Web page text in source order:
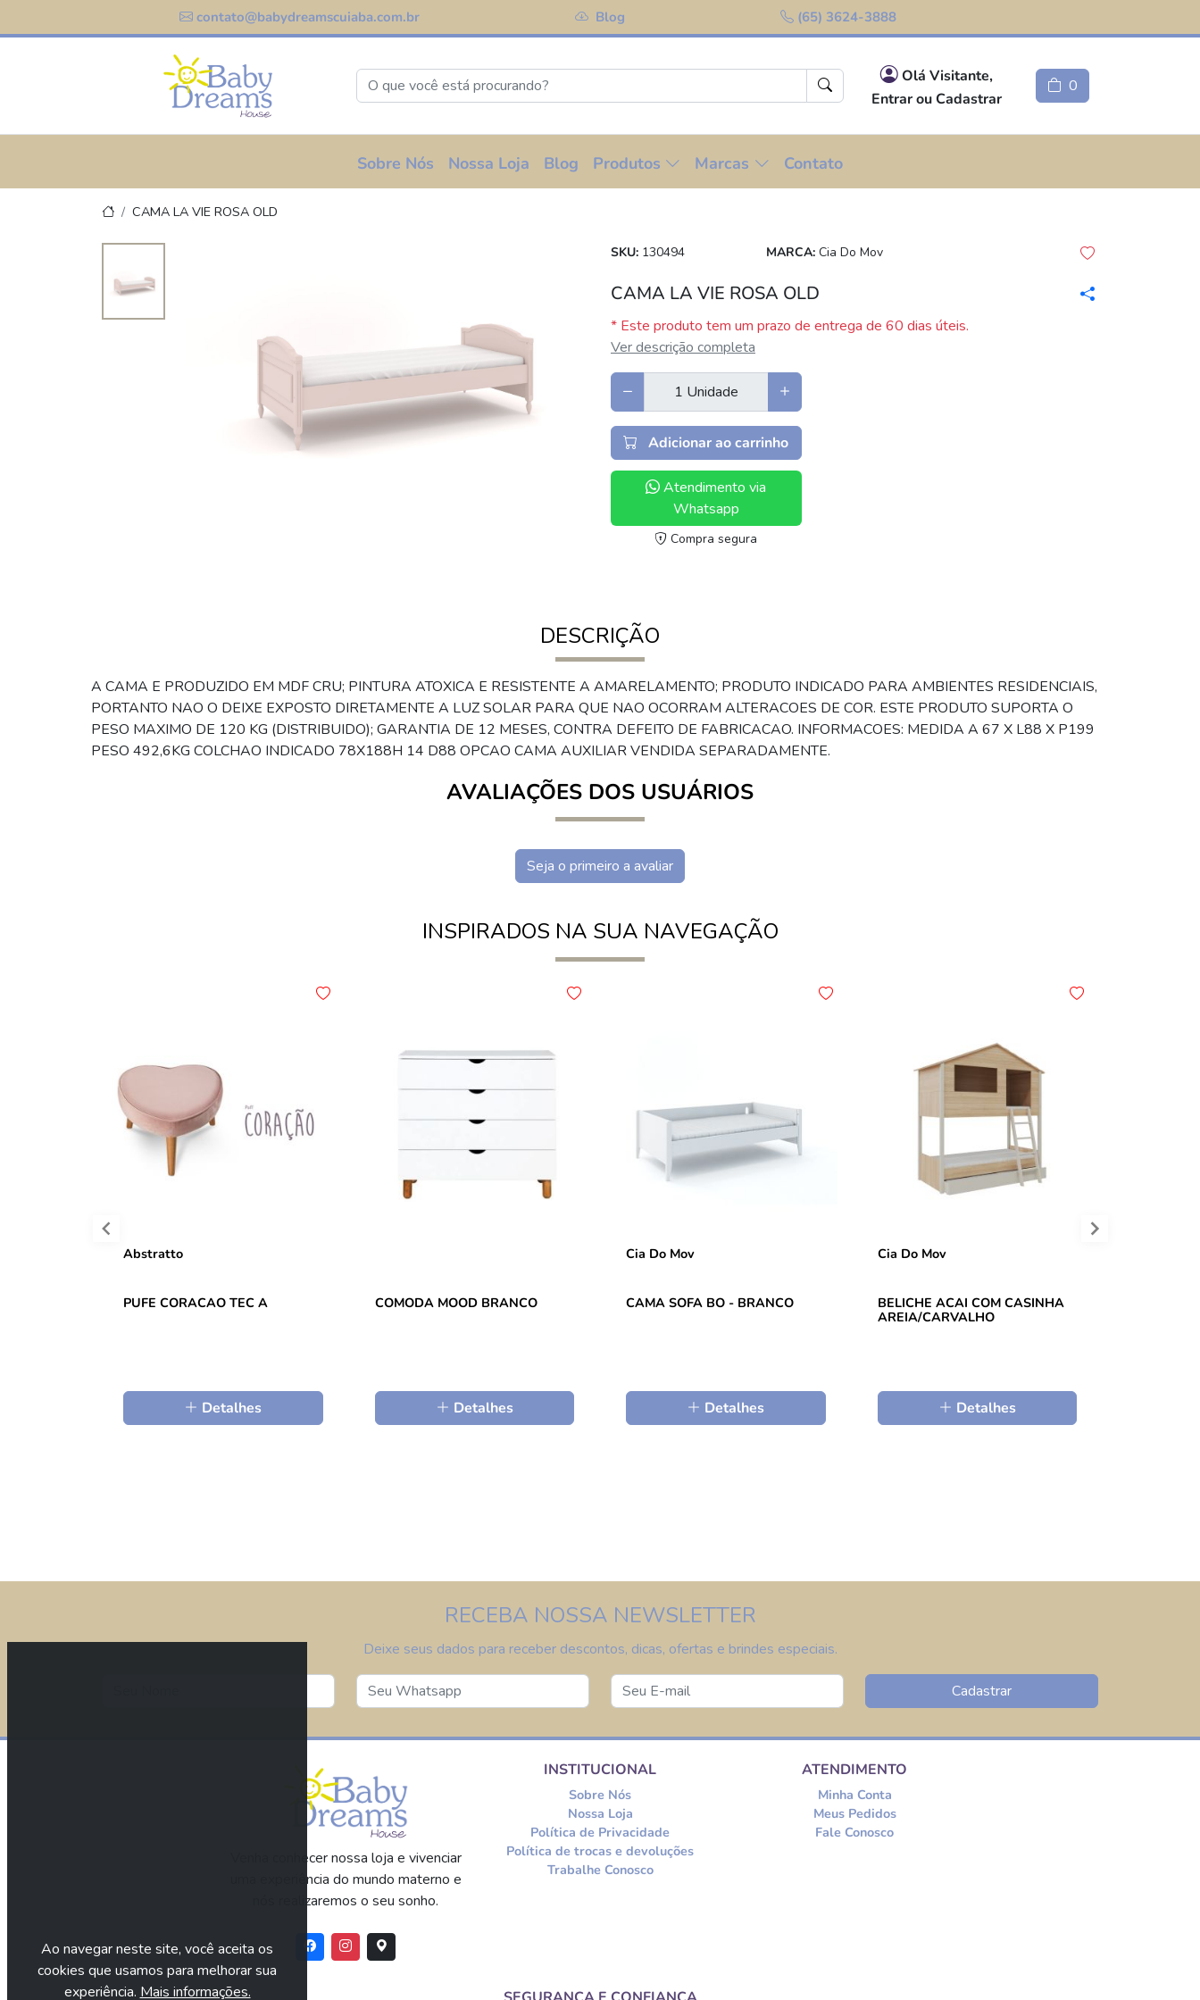
contato@babydreamscuiaba.com.br Blog (65) 3624-3888
Olá Visitante,
Entrar ou Cadastrar
0
Sobre Nós Nossa Loja Blog Produtos Marcas Contato
CAMA LA VIE ROSA OLD
SKU: 130494 MARCA: Cia Do Mov
CAMA LA VIE ROSA OLD
* Este produto tem um prazo de entrega de 60 dias úteis.
Ver descrição completa
Adicionar ao carrinho
Atendimento via
Whatsapp
Compra segura
DESCRIÇÃO
A CAMA E PRODUZIDO EM MDF CRU; PINTURA ATOXICA E RESISTENTE A AMARELAMENTO; PRODUTO INDICADO PARA AMBIENTES RESIDENCIAIS,
PORTANTO NAO O DEIXE EXPOSTO DIRETAMENTE A LUZ SOLAR PARA QUE NAO OCORRAM ALTERACOES DE COR. ESTE PRODUTO SUPORTA O
PESO MAXIMO DE 120 KG (DISTRIBUIDO); GARANTIA DE 12 MESES, CONTRA DEFEITO DE FABRICACAO. INFORMACOES: MEDIDA A 67 X L88 X P199
PESO 492,6KG COLCHAO INDICADO 78X188H 14 D88 OPCAO CAMA AUXILIAR VENDIDA SEPARADAMENTE.
AVALIAÇÕES DOS USUÁRIOS
Seja o primeiro a avaliar
INSPIRADOS NA SUA NAVEGAÇÃO
Abstratto
PUFE CORACAO TEC A
Detalhes
COMODA MOOD BRANCO
Detalhes
Cia Do Mov
CAMA SOFA BO - BRANCO
Detalhes
Cia Do Mov
BELICHE ACAI COM CASINHA
AREIA/CARVALHO
Detalhes
RECEBA NOSSA NEWSLETTER
Deixe seus dados para receber descontos, dicas, ofertas e brindes especiais.
Cadastrar
Venha conhecer nossa loja e vivenciar
uma experiência do mundo materno e
nós realizaremos o seu sonho.
INSTITUCIONAL
Sobre Nós
Nossa Loja
Política de Privacidade
Política de trocas e devoluções
Trabalhe Conosco
ATENDIMENTO
Minha Conta
Meus Pedidos
Fale Conosco
Ao navegar neste site, você aceita os
cookies que usamos para melhorar sua
experiência. Mais informações.